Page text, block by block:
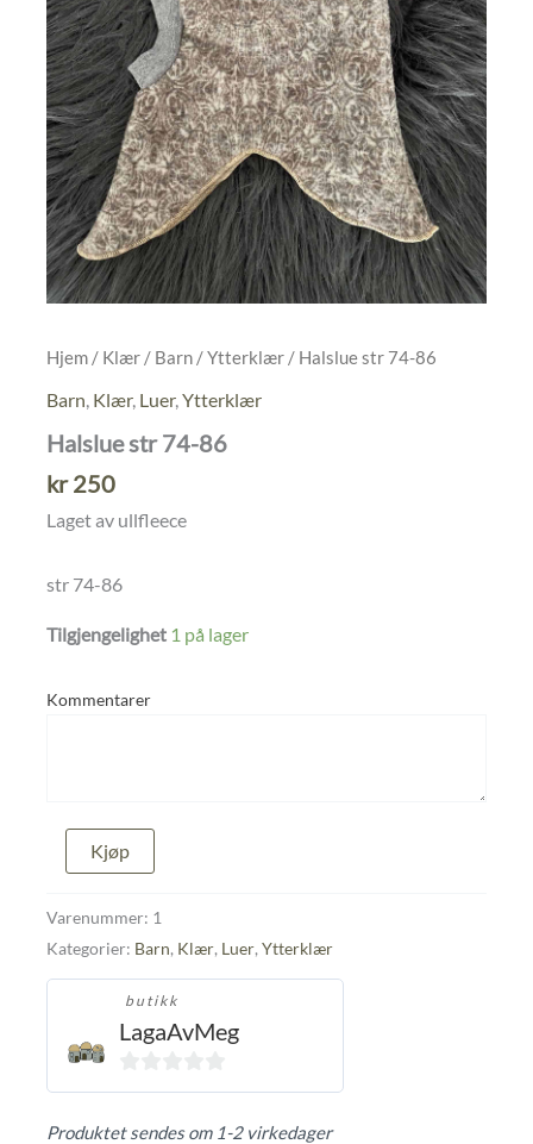
Hjem / Klær / Barn /Ytterklær / Halslue str 74-86
Barn, Klær, Luer,Ytterklær
Halslue str 74-86
kr250
Laget av ullfleece
str 74-86
Tilgjengelighet 1 på lager
Kommentarer
Halslue
86
Kjøp
Varenummer: 1
Kategorier: Barn, Klær, Luer, Ytterklær
butikk
LagaAvMeg
0
Produktet sendes om 1-2 virkedager